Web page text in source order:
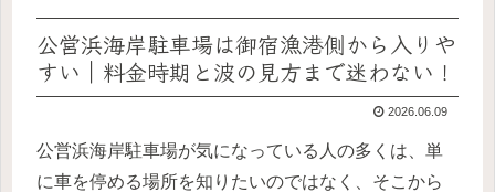
公営浜海岸駐車場は御宿漁港側から入りや
すい｜料金時期と波の見方まで迷わない！
2026.06.09
公営浜海岸駐車場が気になっている人の多くは、単
に車を停める場所を知りたいのではなく、そこから